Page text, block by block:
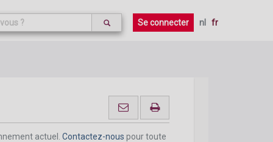
Se connecter nl fr
actuel. Contactez-nous pour toute